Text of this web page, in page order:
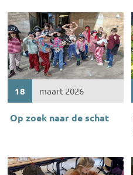
18 maart 2026
Op zoek naar de schat